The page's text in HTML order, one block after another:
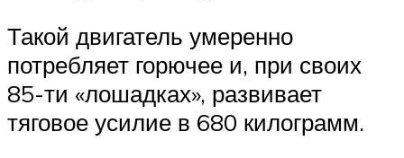
Такой двигатель умеренно
потребляет горючее и, при своих
85-ти «лошадках», развивает
тяговое усилие в 680 килограмм.